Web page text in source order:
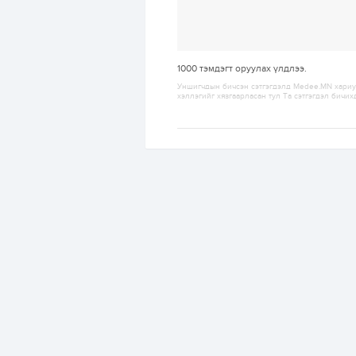
1000 тэмдэгт оруулах үлдлээ.
Уншигчдын бичсэн сэтгэгдэлд Medee.MN
хэллэгийг хязгаарласан тул Та сэтгэгдэл